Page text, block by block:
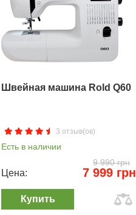
Швейная машина Rold Q60
3 отзыв(ов)
Есть в наличии
9 990 грн
Цена: 7 999 грн
Купить